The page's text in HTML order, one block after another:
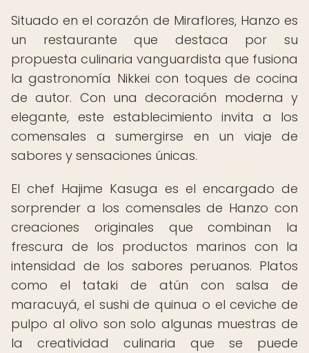
Situado en el corazón de Miraflores, Hanzo es
un restaurante que destaca por su
propuesta culinaria vanguardista que fusiona
la gastronomía Nikkei con toques de cocina
de autor. Con una decoración moderna y
elegante, este establecimiento invita a los
comensales a sumergirse en un viaje de
sabores y sensaciones únicas.
El chef Hajime Kasuga es el encargado de
sorprender a los comensales de Hanzo con
creaciones originales que combinan la
frescura de los productos marinos con la
intensidad de los sabores peruanos. Platos
como el tataki de atún con salsa de
maracuyá, el sushi de quinua o el ceviche de
pulpo al olivo son solo algunas muestras de
la creatividad culinaria que se puede